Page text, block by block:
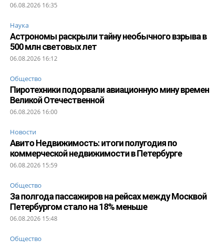
06.08.2026 16:35
Наука
Астрономы раскрыли тайну необычного взрыва в
500 млн световых лет
06.08.2026 16:12
Общество
Пиротехники подорвали авиационную мину времен
Великой Отечественной
06.08.2026 16:00
Новости
Авито Недвижимость: итоги полугодия по
коммерческой недвижимости в Петербурге
06.08.2026 15:59
Общество
За полгода пассажиров на рейсах между Москвой
Петербургом стало на 18% меньше
06.08.2026 15:48
Общество